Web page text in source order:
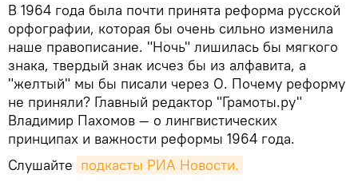
В 1964 года была почти принята реформа русской
орфографии, которая бы очень сильно изменила
наше правописание. "Ночь" лишилась бы мягкого
знака, твердый знак исчез бы из алфавита, а
"желтый" мы бы писали через О. Почему реформу
не приняли? Главный редактор "Грамоты.ру"
Владимир Пахомов — о лингвистических
принципах и важности реформы 1964 года.
Слушайте подкасты РИА Новости.